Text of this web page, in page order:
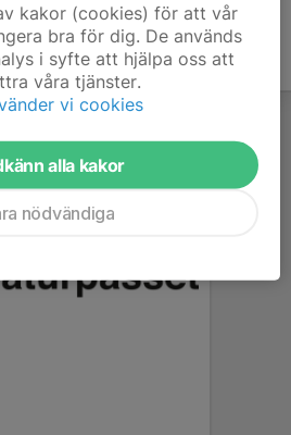
kakor (cookies) för att vår
bra för dig. De används
i syfte att hjälpa oss att
våra tjänster.
vi cookies
alla kakor
nödvändiga